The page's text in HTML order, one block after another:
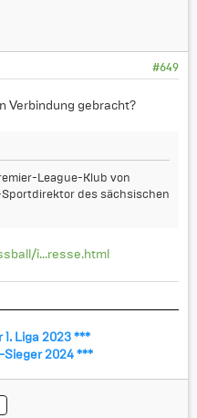
#649
Verbindung gebracht?
League-Klub von
des sächsischen
i...resse.html
Liga 2023 ***
2024 ***